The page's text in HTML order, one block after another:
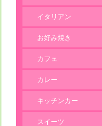
イタリアン
お好み焼き
カフェ
カレー
キッチンカー
スイーツ